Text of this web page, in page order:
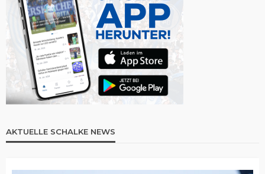
AKTUELLE SCHALKE NEWS